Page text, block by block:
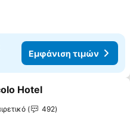
Εμφάνιση τιμών
στα αγαπημένα
Hotel
492